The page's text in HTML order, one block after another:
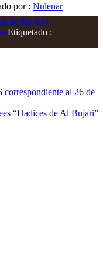
por : Nulenar
de los dias
Etiquetado :
correspondiente al 26 de
“Hadices de Al Bujari”